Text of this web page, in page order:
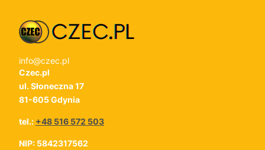
info@czec.pl
Czec.pl
ul. Słoneczna 17
81-605 Gdynia
tel.: +48 516 572 503
NIP: 5842317562